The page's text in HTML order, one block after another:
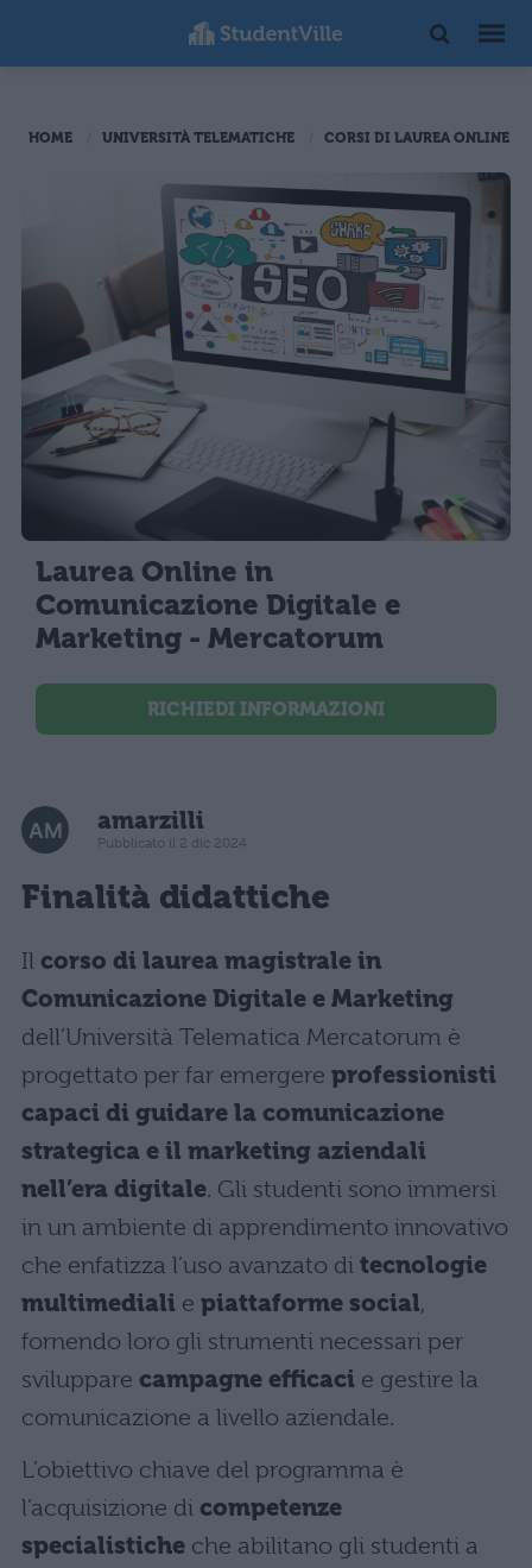
HOME UNIVERSITÀ TELEMATICHE CORSI DI LAUREA ONLINE
Laurea Online in
Comunicazione Digitale e
Marketing - Mercatorum
RICHIEDI INFORMAZIONI
amarzilli
Pubblicato il 2 dic 2024
Finalità didattiche
Il corso di laurea magistrale in
Comunicazione Digitale e Marketing
dell’Università Telematica Mercatorum è
progettato per far emergere professionisti
capaci di guidare la comunicazione
strategica e il marketing aziendali
nell’era digitale. Gli studenti sono immersi
in un ambiente di apprendimento innovativo
che enfatizza l’uso avanzato di tecnologie
multimediali e piattaforme social,
fornendo loro gli strumenti necessari per
sviluppare campagne efficaci e gestire la
comunicazione a livello aziendale.
L’obiettivo chiave del programma è
l’acquisizione di competenze
specialistiche che abilitano gli studenti a